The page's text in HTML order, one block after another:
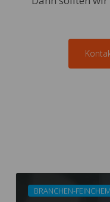
BRANCHEN-
von